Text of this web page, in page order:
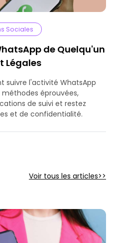
Sociales
de Quelqu'un
Légales
suivre l'activité WhatsApp
éprouvées,
de suivi et restez
et de confidentialité.
Voir tous les articles>>